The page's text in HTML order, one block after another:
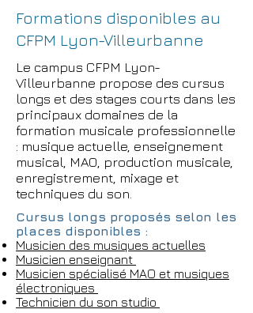
Formations disponibles au
CFPM Lyon-Villeurbanne
Le campus CFPM Lyon-
Villeurbanne propose des cursus
longs et des stages courts dans les
principaux domaines de la
formation musicale professionnelle
: musique actuelle, enseignement
musical, MAO, production musicale,
enregistrement, mixage et
techniques du son.
Cursus longs proposés selon les
places disponibles :
Musicien des musiques actuelles
Musicien enseignant
Musicien spécialisé MAO et musiques
électroniques
Technicien du son studio